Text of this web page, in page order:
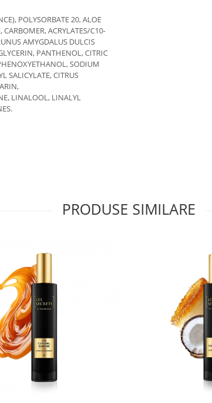
POLYSORBATE 20, ALOE
CARBOMER, ACRYLATES/C10-
AMYGDALUS DULCIS
PANTHENOL, CITRIC
SODIUM
SALICYLATE, CITRUS
LINALOOL, LINALYL
PRODUSE SIMILARE